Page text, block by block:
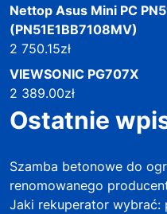
Nettop Asus Mini PC
(PN51E1BB7108MV)
2 750.15zł
VIEWSONIC PG707X
2 389.00zł
Ostatnie
Szamba betonowe do
renomowanego
Jaki rekuperator wybrać: